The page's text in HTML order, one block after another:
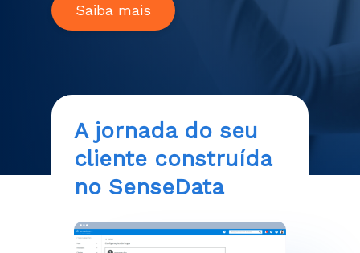
Saiba mais
A jornada do seu
cliente construída
no SenseData